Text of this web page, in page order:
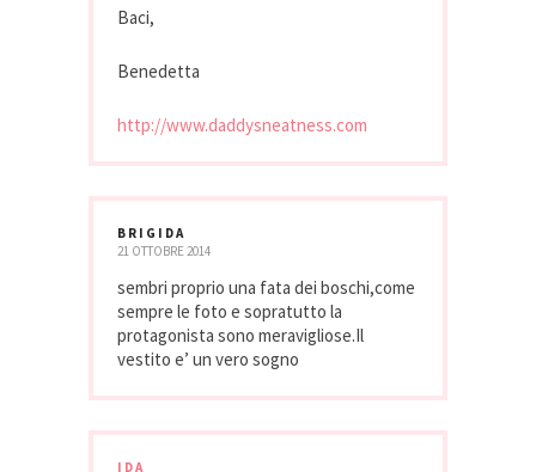
Baci,
Benedetta
http://www.daddysneatness.com
BRIGIDA
21 OTTOBRE 2014
sembri proprio una fata dei boschi,come
sempre le foto e sopratutto la
protagonista sono meravigliose.Il
vestito e’ un vero sogno
IDA